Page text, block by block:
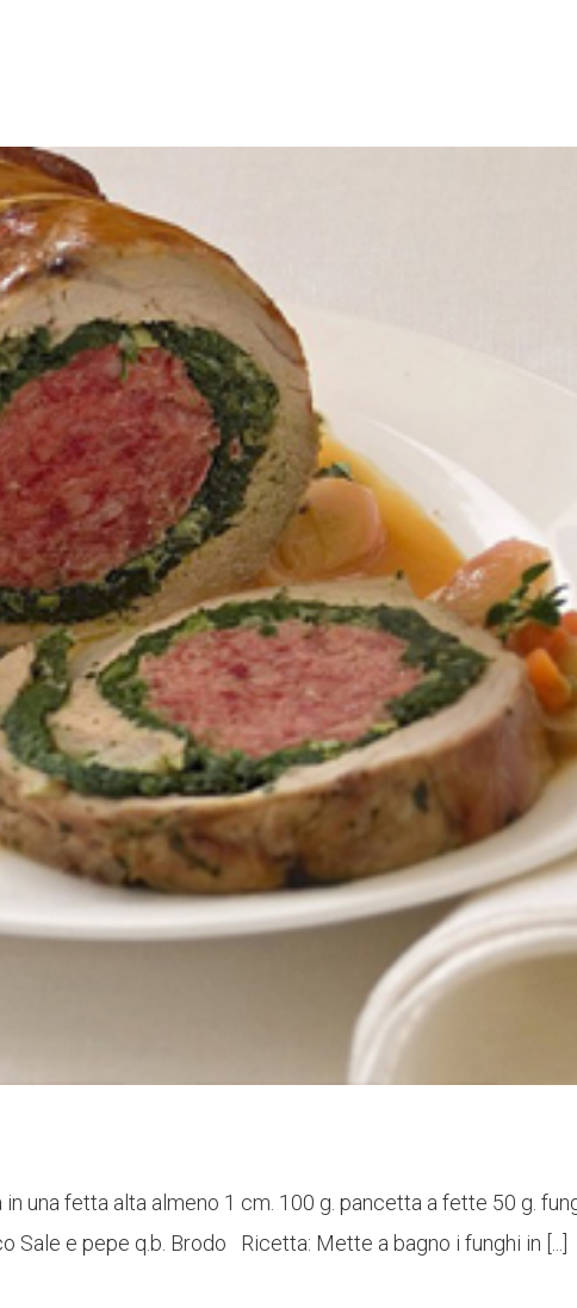
una fetta alta almeno 1 cm. 100 g. pancetta a fette 50 g.
e pepe q.b. Brodo Ricetta: Mette a bagno i funghi in [...]